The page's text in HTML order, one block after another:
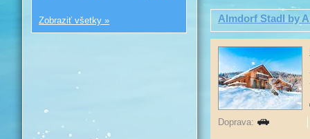
Almdorf Stadl by
Doprava:
Zobraziť všetky »